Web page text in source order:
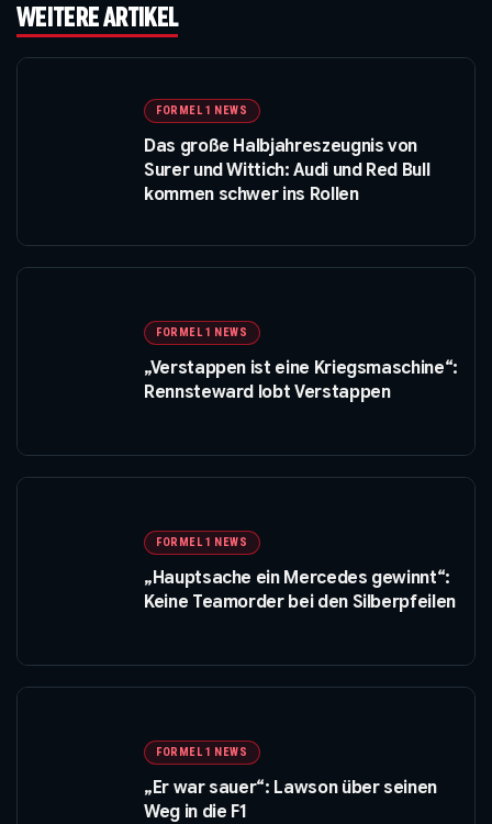
WEITERE ARTIKEL
FORMEL 1 NEWS
Das große Halbjahreszeugnis von
Surer und Wittich: Audi und Red Bull
kommen schwer ins Rollen
FORMEL 1 NEWS
„Verstappen ist eine Kriegsmaschine“:
Rennsteward lobt Verstappen
FORMEL 1 NEWS
„Hauptsache ein Mercedes gewinnt“:
Keine Teamorder bei den Silberpfeilen
FORMEL 1 NEWS
„Er war sauer“: Lawson über seinen
Weg in die F1